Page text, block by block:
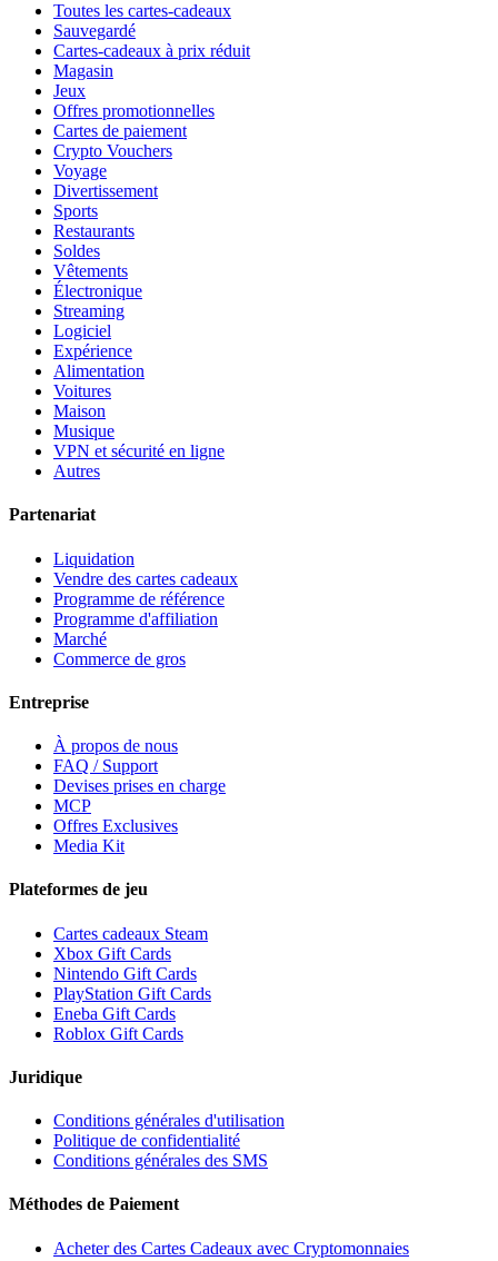
Toutes les cartes-cadeaux
Sauvegardé
Cartes-cadeaux à prix réduit
Magasin
Jeux
Offres promotionnelles
Cartes de paiement
Crypto Vouchers
Voyage
Divertissement
Sports
Restaurants
Soldes
Vêtements
Électronique
Streaming
Logiciel
Expérience
Alimentation
Voitures
Maison
Musique
VPN et sécurité en ligne
Autres
Partenariat
Liquidation
Vendre des cartes cadeaux
Programme de référence
Programme d'affiliation
Marché
Commerce de gros
Entreprise
À propos de nous
FAQ / Support
Devises prises en charge
MCP
Offres Exclusives
Media Kit
Plateformes de jeu
Cartes cadeaux Steam
Xbox Gift Cards
Nintendo Gift Cards
PlayStation Gift Cards
Eneba Gift Cards
Roblox Gift Cards
Juridique
Conditions générales d'utilisation
Politique de confidentialité
Conditions générales des SMS
Méthodes de Paiement
Acheter des Cartes Cadeaux avec Cryptomonnaies